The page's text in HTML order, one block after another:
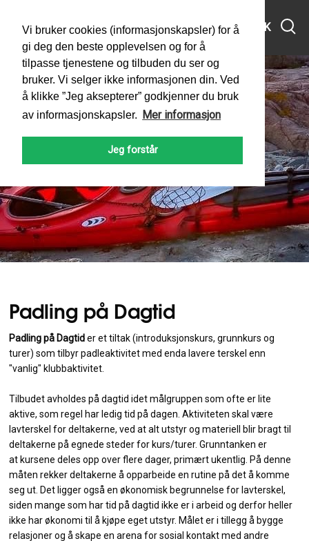
Vi bruker cookies (informasjonskapsler) for å
gi deg den beste opplevelsen og for å
tilpasse tjenestene og tilbuden du ser og
bruker. Vi selger ikke informasjonen din. Ved
å klikke ”Jeg aksepterer” godkjenner du bruk
av informasjonskapsler.
Mer informasjon
Jeg forstår
MENY SØK
Padling på Dagtid
Padling på Dagtid
Padling på Dagtider et tiltak (introduksjonskurs, grunnkurs og
turer) som tilbyr padleaktivitet med enda lavere terskel enn
"vanlig" klubbaktivitet.
Tilbudet avholdes på dagtid idet målgruppen som ofte er lite
aktive, som regel har ledig tid på dagen. Aktiviteten skal være
lavterskel for deltakerne, ved at alt utstyr og materiell blir bragt til
deltakerne på egnede steder for kurs/turer. Grunntanken er
at kursene deles opp over flere dager, primært ukentlig. På denne
måten rekker deltakerne å opparbeide en rutine på det å komme
seg ut. Det ligger også en økonomisk begrunnelse for lavterskel,
siden mange som har tid på dagtid ikke er i arbeid og derfor heller
ikke har økonomi til å kjøpe eget utstyr. Målet er i tillegg å bygge
relasjoner og å skape en arena for sosial kontakt med andre